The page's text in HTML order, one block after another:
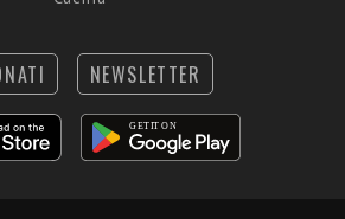
NEWSLETTER